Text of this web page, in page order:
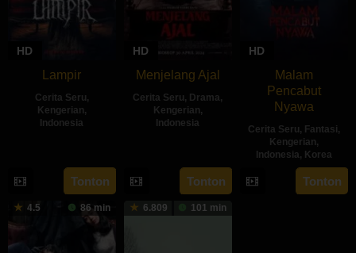
HD
Lampir
Cerita Seru,
Kengerian,
Indonesia
Feb
2024
Gulardi
Tonton
HD
Menjelang Ajal
Cerita Seru, Drama,
Kengerian,
Indonesia
Apr
2024
Daeng
Ratu
Tonton
HD
Malam
Pencabut
Nyawa
Cerita Seru, Fantasi,
Kengerian,
Indonesia, Korea
22
May
Sidharta
Tata
Tonton
4.5 86 min 6.809 101 min